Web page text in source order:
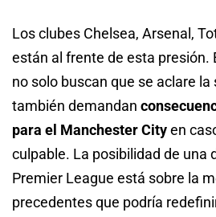
Los clubes Chelsea, Arsenal,
están al frente de esta presión.
no solo buscan que se aclare
también demandan
para el Manchester Cityen
culpable. La posibilidad de una
Premier League está sobre la
precedentes que podría